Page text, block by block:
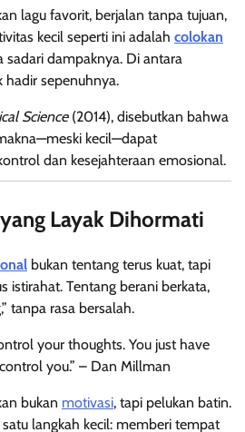
lagu favorit, berjalan tanpa tujuan,
kecil seperti ini adalah colokan
sadari dampaknya. Di antara
hadir sepenuhnya.
Science(2014), disebutkan bahwa
kecil—dapat
dan kesejahteraan emosional.
Layak Dihormati
bukan tentang terus kuat, tapi
istirahat. Tentang berani berkata,
tanpa rasa bersalah.
your thoughts. You just have
you.” – Dan Millman
bukan motivasi, tapi pelukan batin.
langkah kecil: memberi tempat